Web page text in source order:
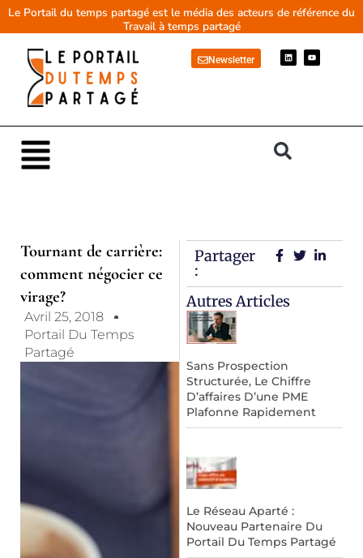
AllerLe Portail du temps partagé est le média des acteurs de référence du
Travail à temps partagé
Newsletter
L
i
n
Y
o
u
Main
Menu
Tournant de carrière:
comment négocier ce
virage?
Avril 25, 2018
Portail Du Temps
Partagé
Partager
:
Autres Articles
Sans Prospection
Structurée, Le Chiffre
D’affaires D’une PME
Plafonne Rapidement
Le Réseau Aparté :
Nouveau Partenaire Du
Portail Du Temps Partagé